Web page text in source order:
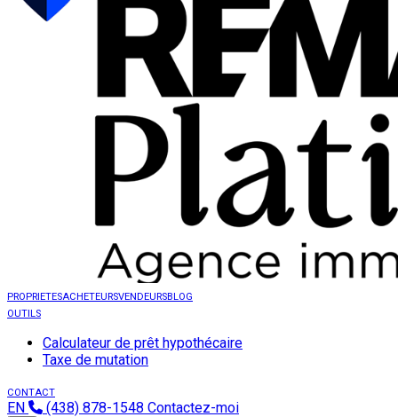
PROPRIETESACHETEURSVENDEURSBLOG
OUTILS
Calculateur de prêt hypothécaire
Taxe de mutation
CONTACT
EN (438) 878-1548 Contactez-moi